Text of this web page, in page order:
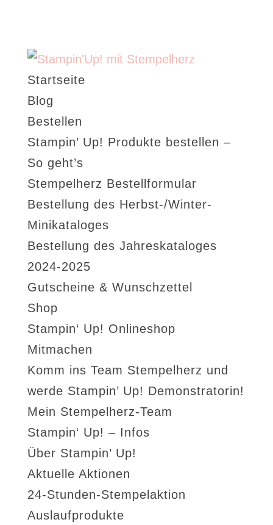
Startseite
Blog
Bestellen
Stampin’ Up! Produkte bestellen –
So geht’s
Stempelherz Bestellformular
Bestellung des Herbst-/Winter-
Minikataloges
Bestellung des Jahreskataloges
2024-2025
Gutscheine & Wunschzettel
Shop
Stampin‘ Up! Onlineshop
Mitmachen
Komm ins Team Stempelherz und
werde Stampin’ Up! Demonstratorin!
Mein Stempelherz-Team
Stampin‘ Up! – Infos
Über Stampin’ Up!
Aktuelle Aktionen
24-Stunden-Stempelaktion
Auslaufprodukte